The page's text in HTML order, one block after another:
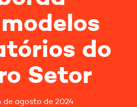
do
Setor
de agosto de 2024